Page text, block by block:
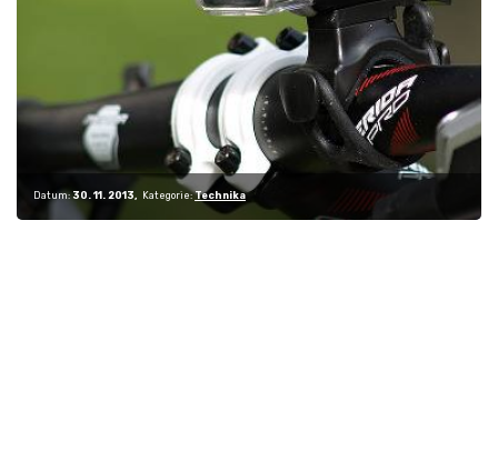
Datum: 30. 11. 2013 Kategorie: Technika